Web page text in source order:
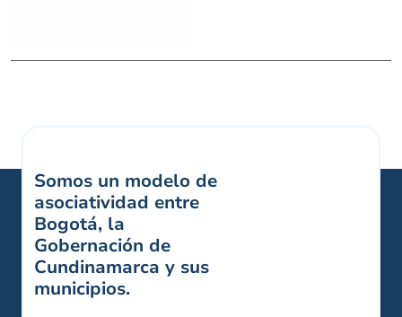
Somos un modelo de
asociatividad entre
Bogotá, la
Gobernación de
Cundinamarca y sus
municipios.